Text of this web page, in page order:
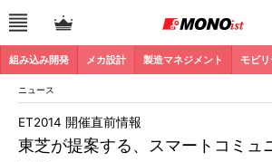
組み込み開発 メカ設計 製造マネジメント モビリ
ニュース
東芝が提案する、スマートコミュ
ET2014 開催直前情報